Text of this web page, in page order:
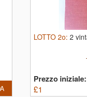
LOTTO 2o: 2
Prezzo iniziale:
£1